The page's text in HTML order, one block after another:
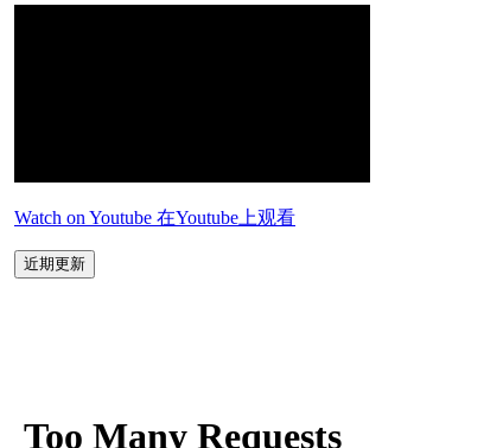
Watch on Youtube 在Youtube上观看
近期更新